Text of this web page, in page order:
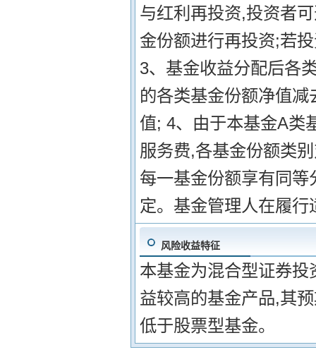
与红利再投资,投资者
金份额进行再投资;若
3、基金收益分配后各
的各类基金份额净值
值; 4、由于本基金A类
服务费,各基金份额类
每一基金份额享有同
定。基金管理人在履
风险收益特征
本基金为混合型证券
益较高的基金产品,其
低于股票型基金。